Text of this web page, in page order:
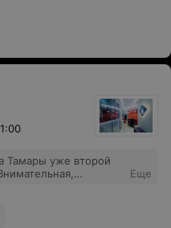
толи
причина, после
весь светлый волос
один после
Тамары уже второй
Еще